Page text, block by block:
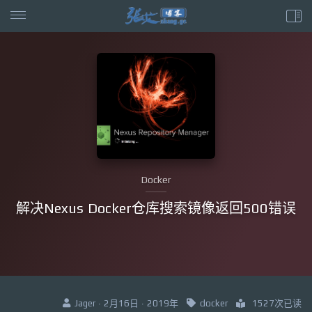
Docker
解决Nexus Docker仓库搜索镜像返回500错误
Jager · 2月16日 · 2019年 docker 1527次已读